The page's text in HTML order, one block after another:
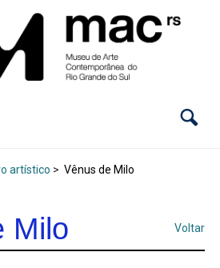
artístico > Vênus de Milo
Milo Voltar